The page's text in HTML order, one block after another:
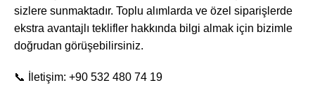
sizlere sunmaktadır. Toplu alımlarda ve özel siparişlerde
ekstra avantajlı teklifler hakkında bilgi almak için bizimle
doğrudan görüşebilirsiniz.
📞 İletişim: +90 532 480 74 19